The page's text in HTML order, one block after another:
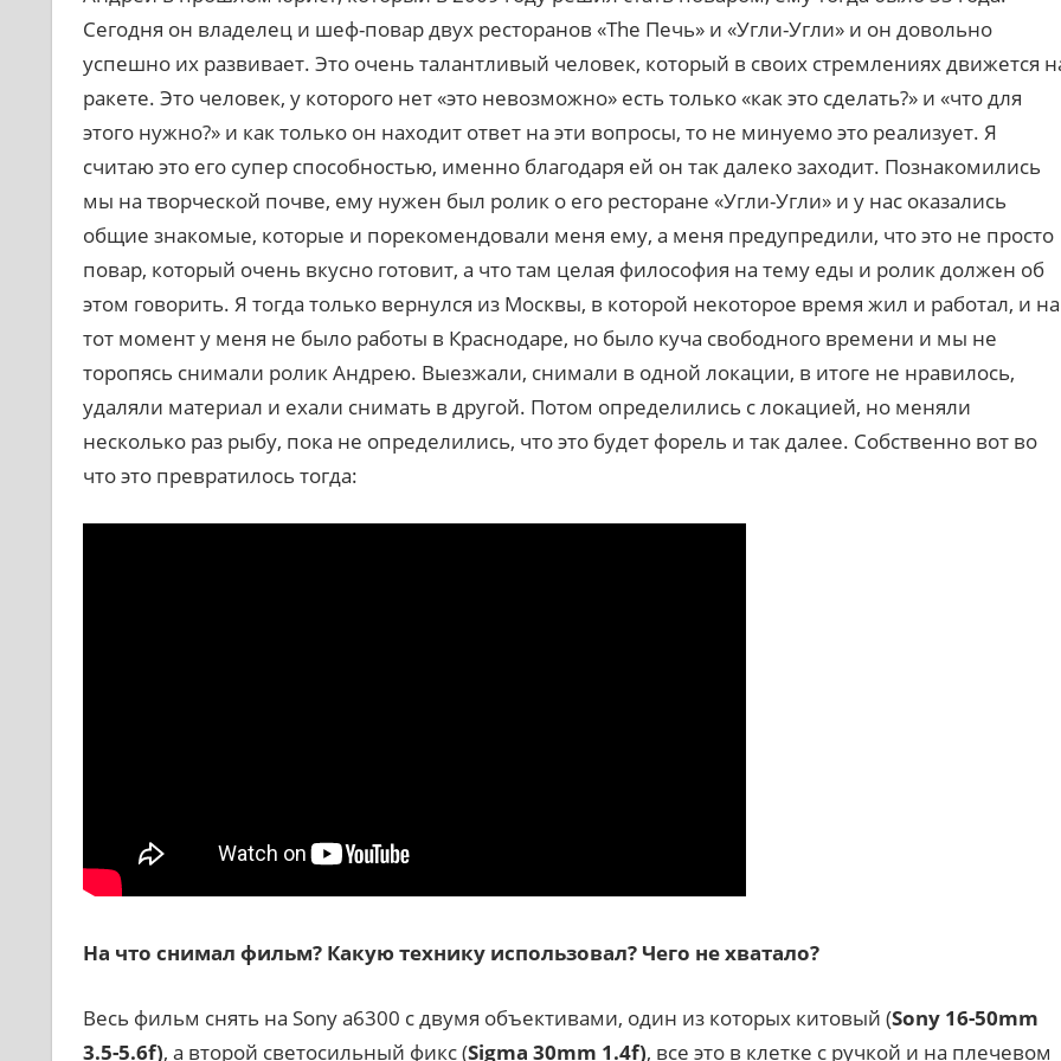
Сегодня он владелец и шеф-повар двух ресторанов «The Печь» и «Угли-Угли» и он довольно
успешно их развивает. Это очень талантливый человек, который в своих стремлениях движется
ракете. Это человек, у которого нет «это невозможно» есть только «как это сделать?» и «что для
этого нужно?» и как только он находит ответ на эти вопросы, то не минуемо это реализует. Я
считаю это его супер способностью, именно благодаря ей он так далеко заходит. Познакомились
мы на творческой почве, ему нужен был ролик о его ресторане «Угли-Угли» и у нас оказались
общие знакомые, которые и порекомендовали меня ему, а меня предупредили, что это не просто
повар, который очень вкусно готовит, а что там целая философия на тему еды и ролик должен об
этом говорить. Я тогда только вернулся из Москвы, в которой некоторое время жил и работал, и на
тот момент у меня не было работы в Краснодаре, но было куча свободного времени и мы не
торопясь снимали ролик Андрею. Выезжали, снимали в одной локации, в итоге не нравилось,
удаляли материал и ехали снимать в другой. Потом определились с локацией, но меняли
несколько раз рыбу, пока не определились, что это будет форель и так далее. Собственно вот во
что это превратилось тогда:
На что снимал фильм? Какую технику использовал? Чего не хватало?
Весь фильм снять на Sony a6300 с двумя объективами, один из которых китовый (Sony16-50mm
3.5-5.6f), а второй светосильный фикс (Sigma 30mm 1.4f), все это в клетке с ручкой и на плечевом